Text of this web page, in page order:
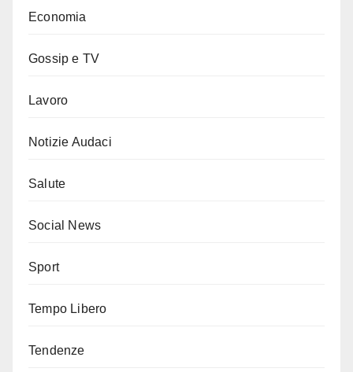
Economia
Gossip e TV
Lavoro
Notizie Audaci
Salute
Social News
Sport
Tempo Libero
Tendenze